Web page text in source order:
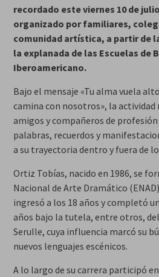
recordado este viernes 10 de
organizado por familiares,
comunidad artística, a partir de
la explanada de las Escuelas de
Iberoamericano.
Bajo el mensaje «Tu alma vuela
camina con nosotros», la
amigos y compañeros de
palabras, recuerdos y
a su trayectoria dentro y fuera de
Ortiz Tobías, nacido en 1986, se
Nacional de Arte Dramático
ingresó a los 18 años y completó
años bajo la tutela, entre otros,
Serulle, cuya influencia marcó su
nuevos lenguajes escénicos.
A lo largo de su carrera participó